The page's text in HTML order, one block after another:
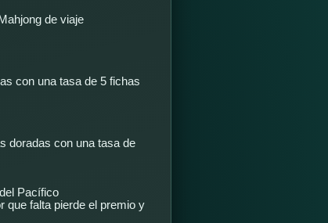
de viaje
con una tasa de 5 fichas
doradas con una tasa de
Pacífico
que falta pierde el premio y